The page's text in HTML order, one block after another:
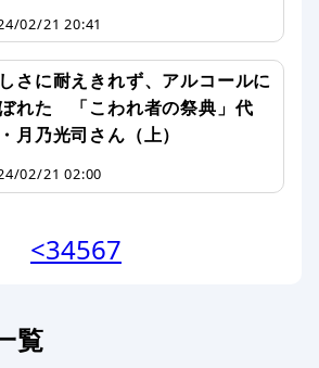
02/21 20:41
さに耐えきれず、アルコールに
れた 「こわれ者の祭典」代
月乃光司さん（上）
02/21 02:00
<34567
覧